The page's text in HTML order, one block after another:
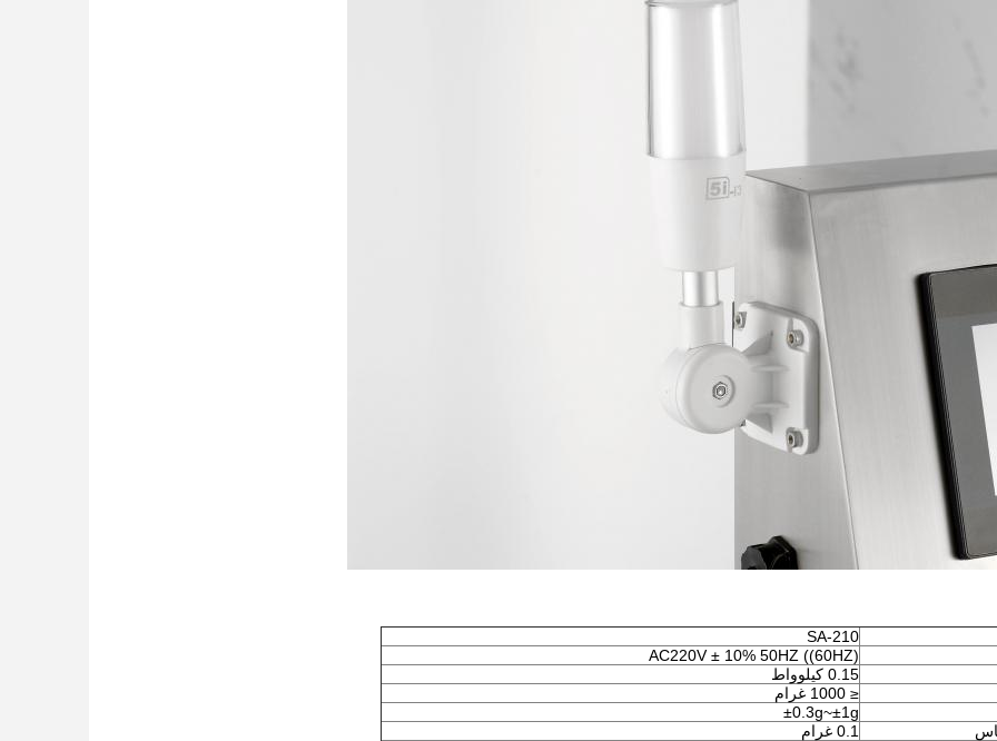
SA-210
AC220V ± 10% 50HZ ((60HZ)
0.15 كيلوواط
≤ 1000 غرام
±0.3g~±1g
0.1 غرام